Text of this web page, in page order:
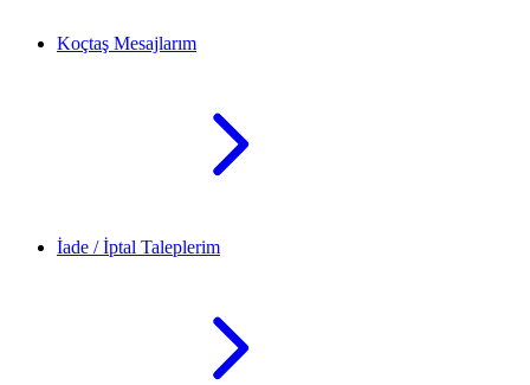
Koçtaş Mesajlarım
İade / İptal Taleplerim